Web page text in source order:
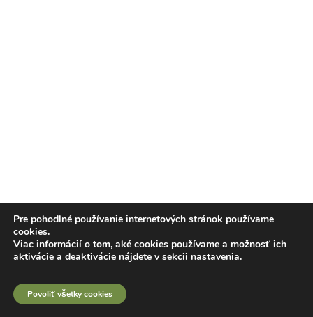
Pre pohodlné používanie internetových stránok používame
cookies.
Viac informácií o tom, aké cookies používame a možnosť ich
aktivácie a deaktivácie nájdete v sekcii nastavenia.
Povoliť všetky cookies